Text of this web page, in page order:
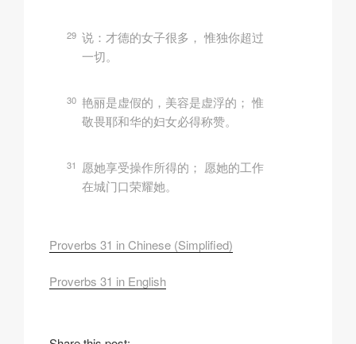
29 说：才德的女子很多， 惟独你超过
一切。
30 艳丽是虚假的，美容是虚浮的； 惟
敬畏耶和华的妇女必得称赞。
31
愿她享受操作所得的； 愿她的工作
在城门口荣耀她。
Proverbs 31 in Chinese (Simplified)
Proverbs 31 in English